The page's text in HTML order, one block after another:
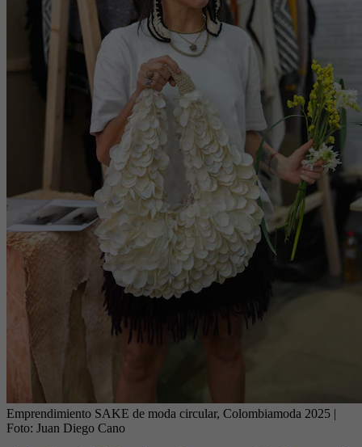
Emprendimiento SAKE de moda circular, Colombiamoda 2025 |
Foto: Juan Diego Cano